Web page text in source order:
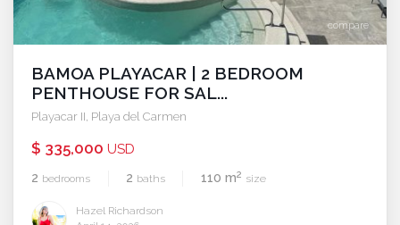
compare
BAMOA PLAYACAR | 2 BEDROOM
PENTHOUSE FOR SAL...
Playacar II, Playa del Carmen
$ 335,000 USD
2 bedrooms 2 baths 110 m2 size
Hazel Richardson